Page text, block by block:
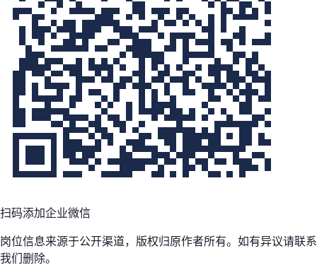
扫码添加企业微信
岗位信息来源于公开渠道，版权归原作者所有。如有异议请联系
我们删除。